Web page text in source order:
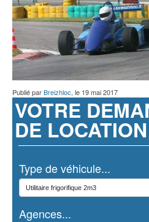
Contact
Publié parBreizhloc, le 19 mai 2017
VOTRE
DE LOCATION
Type de véhicule...
Agences...